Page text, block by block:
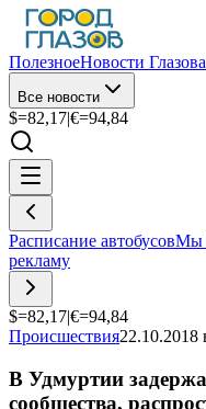
ПолезноеНовости Глазова
Все новости
$=82,17|€=94,84
Расписание автобусовМы
рекламу
$=82,17|€=94,84
Происшествия22.10.2018
В Удмуртии
сообщества,